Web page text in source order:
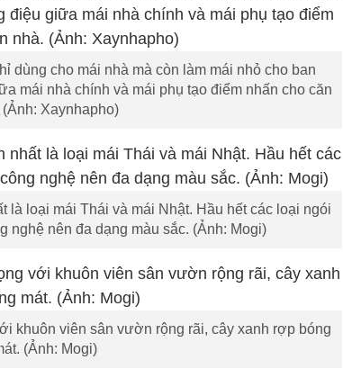
dùng cho mái nhà mà còn làm mái nhỏ cho ban
mái nhà chính và mái phụ tạo điểm nhấn cho căn
(Ảnh: Xaynhapho)
là loại mái Thái và mái Nhật. Hầu hết các loại ngói
nghệ nên đa dạng màu sắc. (Ảnh: Mogi)
khuôn viên sân vườn rộng rãi, cây xanh rợp bóng
(Ảnh: Mogi)